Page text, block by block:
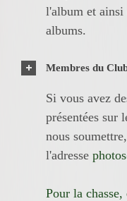
l'album et ainsi
albums.
Membres du
Si vous avez
présentées sur
nous
l'adresse
Pour la